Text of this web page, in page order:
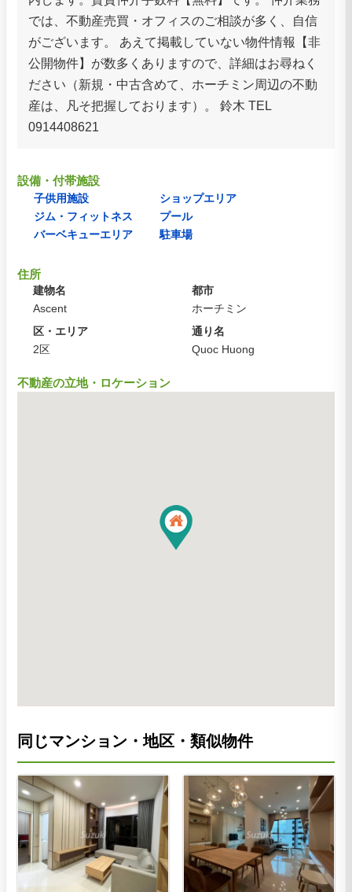
では、不動産売買・オフィスのご相談が多く、自信
がございます。 あえて掲載していない物件情報【非
公開物件】が数多くありますので、詳細はお尋ねく
ださい（新規・中古含めて、ホーチミン周辺の不動
産は、凡そ把握しております）。 鈴木 TEL
0914408621
設備・付帯施設
子供用施設
ショップエリア
ジム・フィットネス
プール
バーベキューエリア
駐車場
住所
建物名
Ascent
都市
ホーチミン
区・エリア
2区
通り名
Quoc Huong
不動産の立地・ロケーション
同じマンション・地区・類似物件